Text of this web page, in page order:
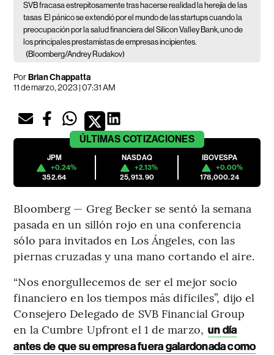
SVB fracasa estrepitosamente tras hacerse realidad la herejía de las
tasas El pánico se extendió por el mundo de las startups cuando la
preocupación por la salud financiera del Silicon Valley Bank, uno de
los principales prestamistas de empresas incipientes.
(Bloomberg/Andrey Rudakov)
PorBrian Chappatta
11 de marzo, 2023 | 07:31 AM
ÚLTIMAS COTIZACIONES
JPM
+0.24%
352.64
NASDAQ
+2.13%
25,913.90
IBOVESPA
+0.00%
178,000.24
Bloomberg — Greg Becker se sentó la semana
pasada en un sillón rojo en una conferencia
sólo para invitados en Los Ángeles, con las
piernas cruzadas y una mano cortando el aire.
“Nos enorgullecemos de ser el mejor socio
financiero en los tiempos más difíciles”, dijo el
Consejero Delegado de SVB Financial Group
en la Cumbre Upfront el 1 de marzo, un día
antes de que su empresa fuera galardonada como